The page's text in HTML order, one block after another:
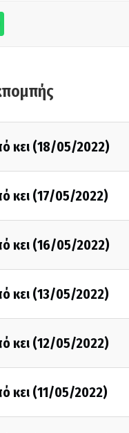
κει (18/05/2022)
κει (17/05/2022)
κει (16/05/2022)
κει (13/05/2022)
κει (12/05/2022)
κει (11/05/2022)